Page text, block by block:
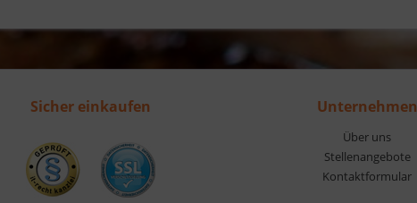
Sicher einkaufen Unternehmen
Über uns
Stellenangebote
Kontaktformular